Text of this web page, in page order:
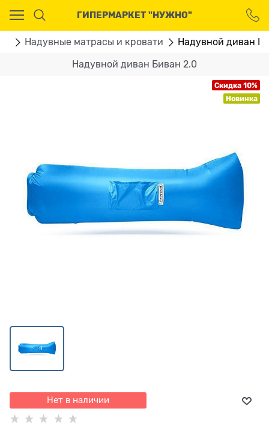
ГИПЕРМАРКЕТ "НУЖНО"
Надувные матрасы и кровати Надувной диван
Надувной диван Биван 2.0
Скидка 10%
Новинка
Нет в наличии
Ваш город - Москва,
угадали?
ДА НЕТ